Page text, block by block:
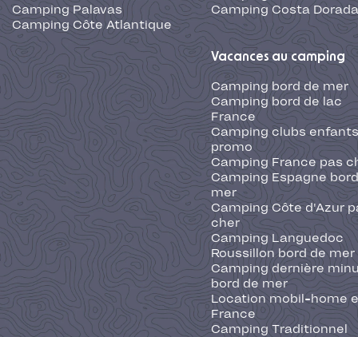
Camping Palavas
Camping Côte Atlantique
Camping Costa Dorada
Vacances au camping
Camping bord de mer
Camping bord de lac
France
Camping clubs
promo
Camping France pas
Camping Espagne
mer
Camping Côte d'Azur
cher
Camping Languedoc
Roussillon bord de mer
Camping dernière
bord de mer
Location mobil-home
France
Camping Traditionnel